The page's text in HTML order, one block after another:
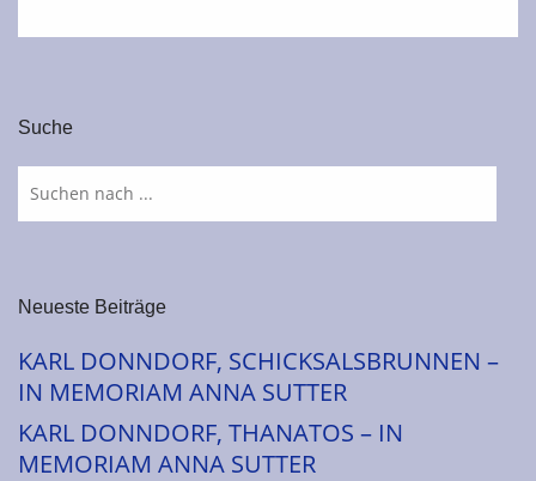
Suche
Neueste Beiträge
KARL DONNDORF, SCHICKSALSBRUNNEN –
IN MEMORIAM ANNA SUTTER
KARL DONNDORF, THANATOS – IN
MEMORIAM ANNA SUTTER